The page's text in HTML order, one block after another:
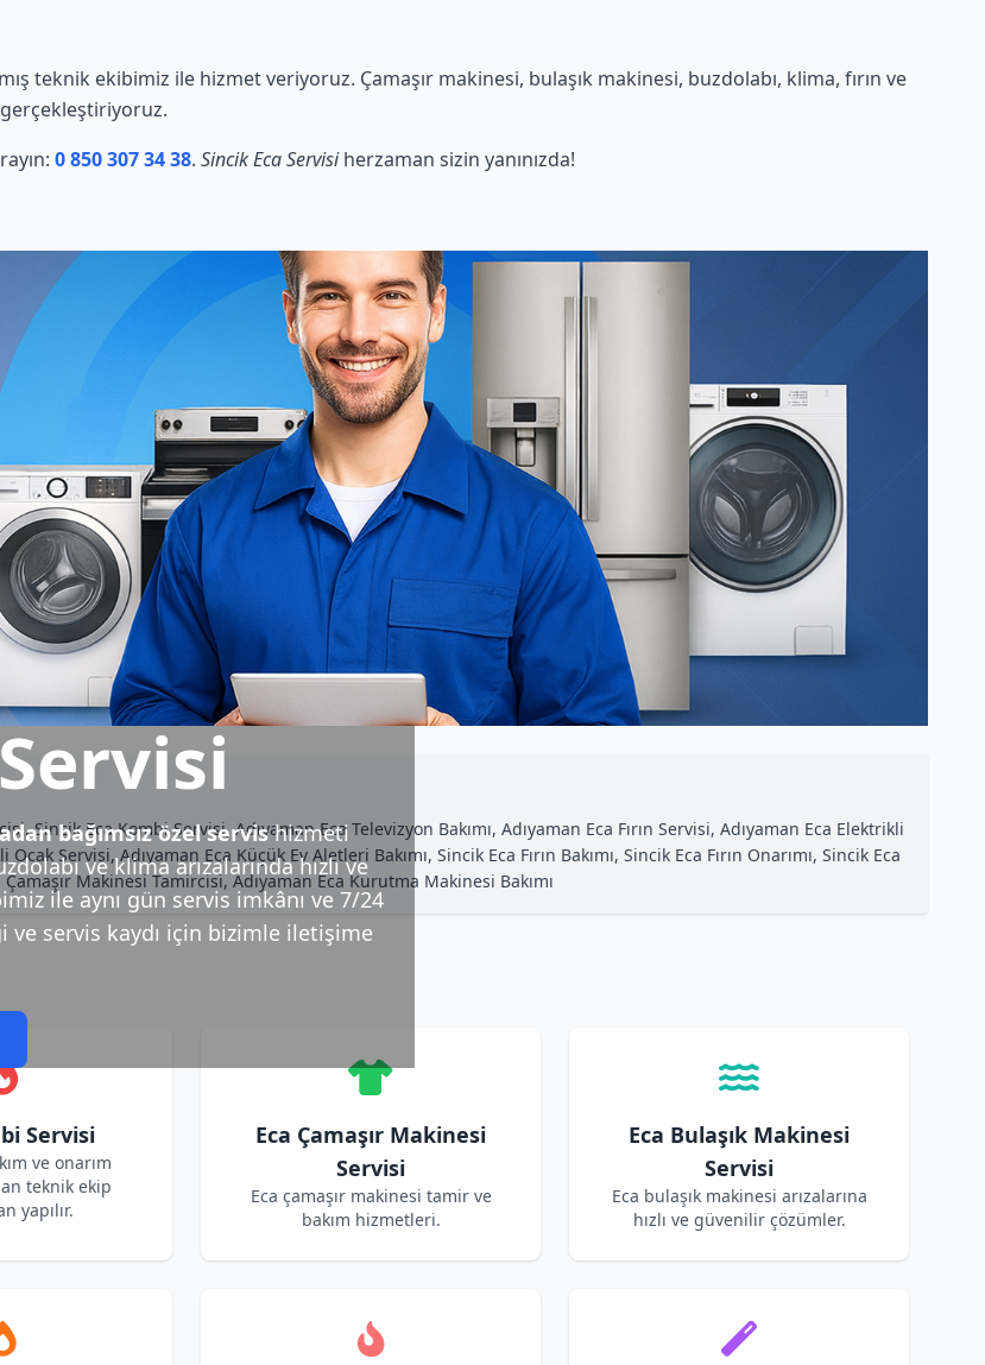
teknik ekibimiz ile hizmet veriyoruz. Çamaşır makinesi, bulaşık makinesi, buzdolabı, klima, fırın ve
0 850 307 34 38. Sincik Eca Servisiherzaman sizin yanınızda!
bağımsız özel servishizmeti
ve klima arızalarında hızlı ve
ile aynı gün servis imkânı ve 7/24
ve servis kaydı için bizimle iletişime
Sincik Eca Kombi Servisi, Adıyaman Eca Televizyon Bakımı, Adıyaman Eca Fırın Servisi, Adıyaman Eca Elektrikli
Servisi, Adıyaman Eca Küçük Ev Aletleri Bakımı, Sincik Eca Fırın Bakımı, Sincik Eca Fırın Onarımı, Sincik Eca
Makinesi Tamircisi, Adıyaman Eca Kurutma Makinesi Bakımı
Servisi
ve onarım
teknik ekip
yapılır.
Eca Çamaşır Makinesi
Servisi
Eca çamaşır makinesi tamir ve
bakım hizmetleri.
Eca Bulaşık Makinesi
Servisi
Eca bulaşık makinesi arızalarına
hızlı ve güvenilir çözümler.